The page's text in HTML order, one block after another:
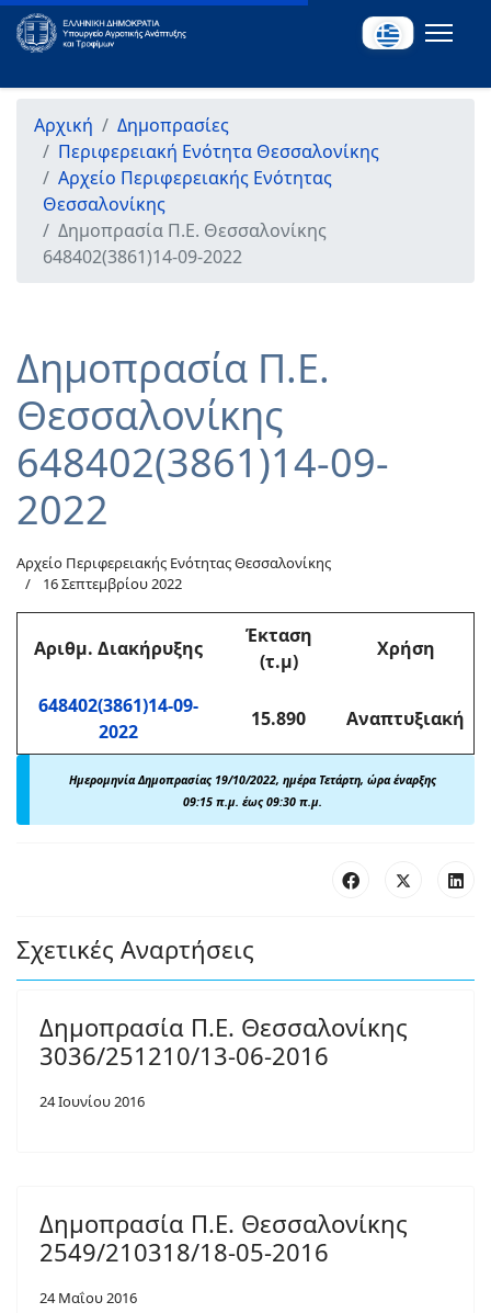
Αρχική
Δημοπρασίες
Περιφερειακή Ενότητα Θεσσαλονίκης
Αρχείο Περιφερειακής Ενότητας
Θεσσαλονίκης
Δημοπρασία Π.Ε. Θεσσαλονίκης
648402(3861)14-09-2022
Δημοπρασία Π.Ε.
Θεσσαλονίκης
648402(3861)14-09-
2022
Αρχείο Περιφερειακής Ενότητας Θεσσαλονίκης
16 Σεπτεμβρίου 2022
Αριθμ. Διακήρυξης
Έκταση
(τ.μ)
Χρήση
648402(3861)14-09-
2022
15.890 Αναπτυξιακή
Ημερομηνία Δημοπρασίας 19/10/2022, ημέρα Τετάρτη, ώρα έναρξης
09:15 π.μ. έως 09:30 π.μ.
Σχετικές Αναρτήσεις
Δημοπρασία Π.Ε. Θεσσαλονίκης
3036/251210/13-06-2016
24 Ιουνίου 2016
Δημοπρασία Π.Ε. Θεσσαλονίκης
2549/210318/18-05-2016
24 Μαΐου 2016